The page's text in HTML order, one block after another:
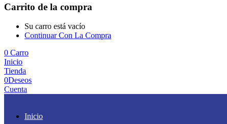
Carrito de la compra
Su carro está vacío
Continuar Con La Compra
0 Carro
Inicio
Tienda
0Deseos
Cuenta
Inicio